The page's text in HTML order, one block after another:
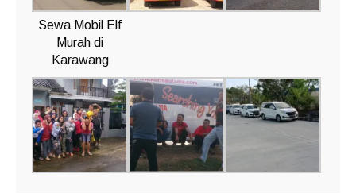
Sewa Mobil Elf
Murah di
Karawang